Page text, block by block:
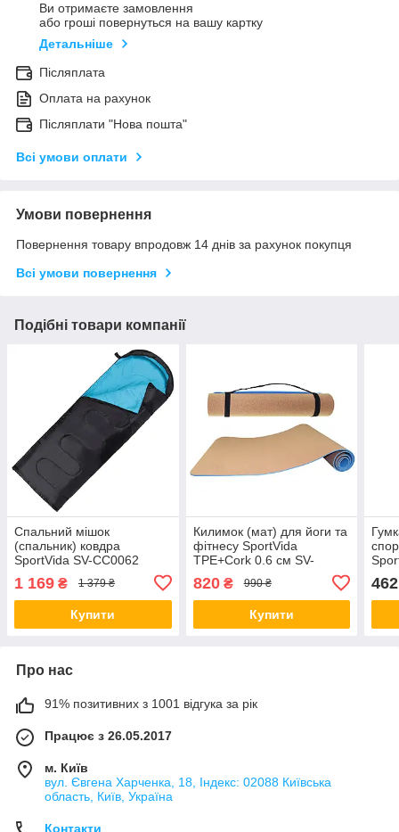
Ви отримаєте замовлення
або гроші повернуться на вашу картку
Детальніше
Післяплата
Оплата на рахунок
Післяплати "Нова пошта"
Всі умови оплати
Умови повернення
Повернення товару впродовж 14 днів за рахунок покупця
Всі умови повернення
Подібні товари компанії
Спальний мішок
(спальник) ковдра
SportVida SV-CC0062
Blue orig1691
1 169 ₴ 1 379 ₴
Купити
Килимок (мат) для йоги та
фітнесу SportVida
TPE+Cork 0.6 см SV-
820₴ 990 ₴
Купити
462
Про нас
91% позитивних з 1001 відгука за рік
Працює з 26.05.2017
м. Київ
вул. Євгена Харченка, 18, Індекс: 02088 Київська
область, Київ, Україна
Контакти